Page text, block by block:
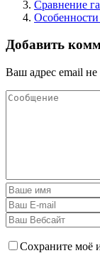
Сравнение
Особенности
Добавить
Ваш адрес email не
Сохраните моё